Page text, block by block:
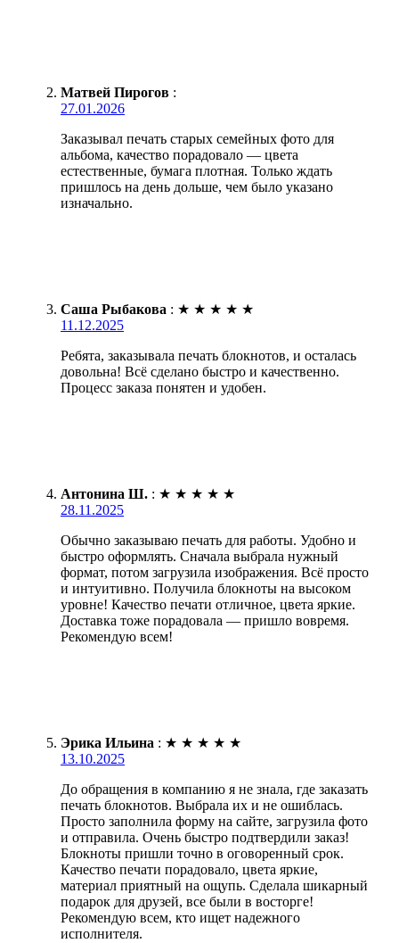
Матвей Пирогов :
27.01.2026
Заказывал печать старых семейных фото для
альбома, качество порадовало — цвета
естественные, бумага плотная. Только ждать
пришлось на день дольше, чем было указано
изначально.
Саша Рыбакова : ★ ★ ★ ★ ★
11.12.2025
Ребята, заказывала печать блокнотов, и осталась
довольна! Всё сделано быстро и качественно.
Процесс заказа понятен и удобен.
Антонина Ш. : ★ ★ ★ ★ ★
28.11.2025
Обычно заказываю печать для работы. Удобно и
быстро оформлять. Сначала выбрала нужный
формат, потом загрузила изображения. Всё просто
и интуитивно. Получила блокноты на высоком
уровне! Качество печати отличное, цвета яркие.
Доставка тоже порадовала — пришло вовремя.
Рекомендую всем!
Эрика Ильина : ★ ★ ★ ★ ★
13.10.2025
До обращения в компанию я не знала, где заказать
печать блокнотов. Выбрала их и не ошиблась.
Просто заполнила форму на сайте, загрузила фото
и отправила. Очень быстро подтвердили заказ!
Блокноты пришли точно в оговоренный срок.
Качество печати порадовало, цвета яркие,
материал приятный на ощупь. Сделала шикарный
подарок для друзей, все были в восторге!
Рекомендую всем, кто ищет надежного
исполнителя.